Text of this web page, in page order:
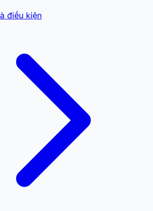
điều kiện